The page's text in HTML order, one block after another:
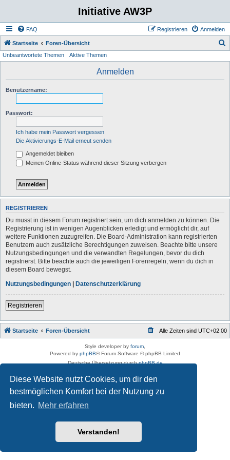
Diese Website nutzt Cookies, um dir den
bestmöglichen Komfort bei der Nutzung zu
bieten. Mehr erfahren
Verstanden!
Initiative AW3P
FAQ Anmelden
Registrieren
Startseite Foren-Übersicht
Unbeantwortete Themen Aktive Themen
Anmelden
Benutzername:
Passwort:
Ich habe mein Passwort vergessen
Die Aktivierungs-E-Mail erneut senden
Angemeldet bleiben
Meinen Online-Status während dieser Sitzung verbergen
REGISTRIEREN
Du musst in diesem Forum registriert sein, um dich anmelden zu können. Die
Registrierung ist in wenigen Augenblicken erledigt und ermöglicht dir, auf
weitere Funktionen zuzugreifen. Die Board-Administration kann registrierten
Benutzern auch zusätzliche Berechtigungen zuweisen. Beachte bitte unsere
Nutzungsbedingungen und die verwandten Regelungen, bevor du dich
registrierst. Bitte beachte auch die jeweiligen Forenregeln, wenn du dich in
diesem Board bewegst.
Nutzungsbedingungen | Datenschutzerklärung
Registrieren
Startseite Foren-Übersicht Alle Zeiten sind UTC+02:00
Style developer by forum
Powered by phpBB® Forum Software © phpBB Limited
Deutsche Übersetzung durchphpBB.de